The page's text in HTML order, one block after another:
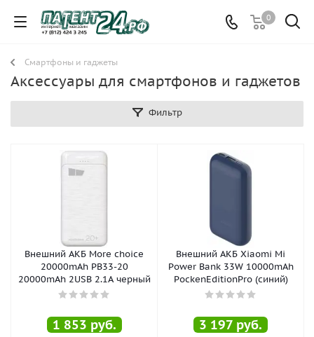
0
Смартфоны и гаджеты
Аксессуары для смартфонов и гаджетов
Фильтр
Внешний АКБ More choice
20000mAh PB33-20
20000mAh 2USB 2.1A черный
1 853 руб.
Внешний АКБ Xiaomi Mi
Power Bank 33W 10000mAh
PockenEditionPro (синий)
3 197 руб.